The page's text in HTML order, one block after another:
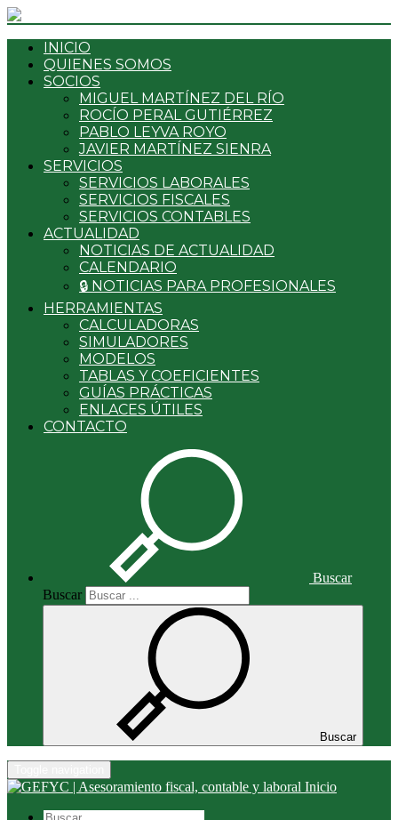
INICIO
QUIENES SOMOS
SOCIOS
MIGUEL MARTÍNEZ DEL RÍO
ROCÍO PERAL GUTIÉRREZ
PABLO LEYVA ROYO
JAVIER MARTÍNEZ SIENRA
SERVICIOS
SERVICIOS LABORALES
SERVICIOS FISCALES
SERVICIOS CONTABLES
ACTUALIDAD
NOTICIAS DE ACTUALIDAD
CALENDARIO
🔒 NOTICIAS PARA PROFESIONALES
HERRAMIENTAS
CALCULADORAS
SIMULADORES
MODELOS
TABLAS Y COEFICIENTES
GUÍAS PRÁCTICAS
ENLACES ÚTILES
CONTACTO
Buscar
Buscar
Buscar
Inicio